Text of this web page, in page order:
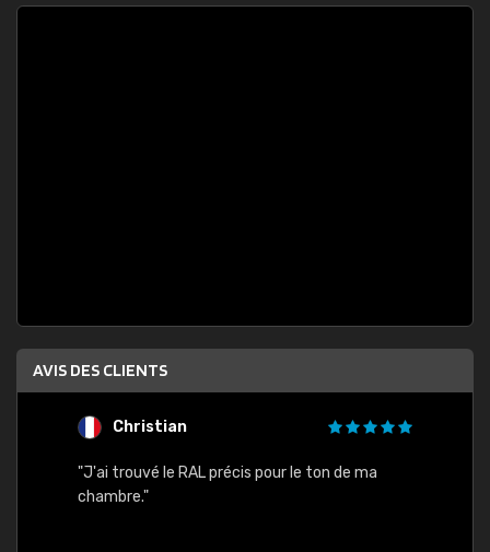
AVIS DES CLIENTS
Christian
"J'ai trouvé le RAL précis pour le ton de ma
chambre."